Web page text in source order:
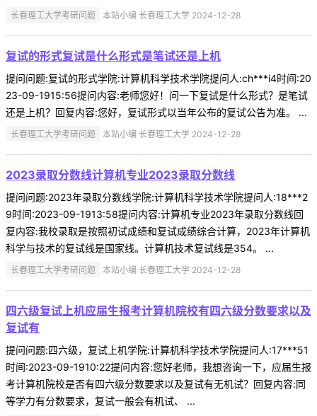
长春理工大学考研问题 本站小编 长春理工大学 2024-12-28
复试的形式复试是什么形式是笔试还是上机
提问问题:复试的形式学院:计算机科学技术学院提问人:ch***i4时间:20
23-09-1915:56提问内容:老师您好！问一下复试是什么形式？是笔试
还是上机？回复内容:您好，复试形式以当年公布的复试公告为准。 ...
长春理工大学考研问题 本站小编 长春理工大学 2024-12-28
2023录取分数线计算机专业2023录取分数线
提问问题:2023年录取分数线学院:计算机科学技术学院提问人:18***2
9时间:2023-09-1913:58提问内容:计算机专业2023年录取分数线回
复内容:我校录取是按照初试成绩和复试成绩综合计算，2023年计算机
科学与技术的复试线是国家线。计算机技术复试线是354。 ...
长春理工大学考研问题 本站小编 长春理工大学 2024-12-28
四六级复试上机应届生报考计算机院校有四六级分数要求以及
复试有
提问问题:四六级，复试上机学院:计算机科学技术学院提问人:17***51
时间:2023-09-1910:22提问内容:您好老师，我想咨询一下，应届生报
考计算机院校是否有四六级分数要求以及复试有无机试？回复内容:同
等学力有分数要求，复试一般会有机试、 ...